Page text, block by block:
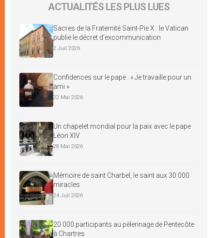
ACTUALITÉS LES PLUS LUES
Sacres de la Fraternité Saint-Pie X : le Vatican
publie le décret d’excommunication
2 Juil 2026
Confidences sur le pape : « Je travaille pour un
ami »
22 Mai 2026
Un chapelet mondial pour la paix avec le pape
Léon XIV
28 Mai 2026
Mémoire de saint Charbel, le saint aux 30 000
miracles
24 Juil 2026
20 000 participants au pèlerinage de Pentecôte
à Chartres